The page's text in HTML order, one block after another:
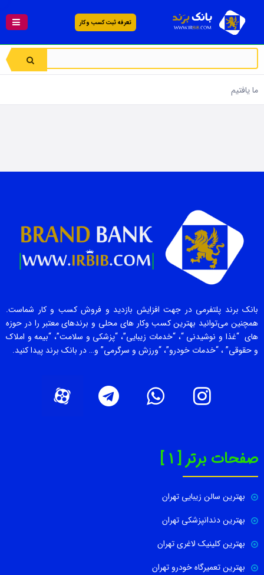
تعرفه ثبت کسب و کار
ما یافتیم
بانک برند پلتفرمی در جهت افزایش بازدید و فروش کسب و کار شماست.
همچنین می‌توانید بهترین کسب وکار های محلی و برندهای معتبر را در حوزه
های “غذا و نوشیدنی “، “خدمات زیبایی”، “پزشکی و سلامت”، “بیمه و املاک
و حقوقی” ، “خدمات خودرو”، “ورزش و سرگرمی” و… در بانک برند پیدا کنید.
صفحات برتر [ 1 ]
بهترین سالن زیبایی تهران
بهترین دندانپزشکی تهران
بهترین کلینیک لاغری تهران
بهترین تعمیرگاه خودرو تهران